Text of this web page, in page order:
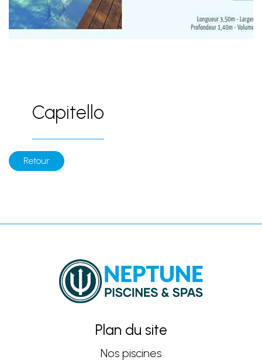
Capitello
Retour
Plan du site
Nos piscines